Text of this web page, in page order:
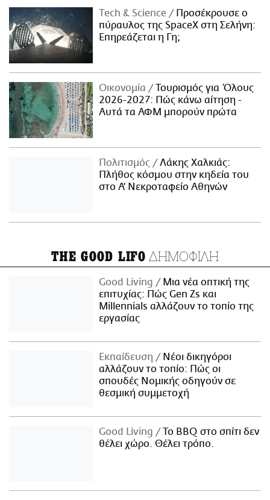
Τech & Science
Προσέκρουσε ο
πύραυλος της SpaceX στη Σελήνη:
Επηρεάζεται η Γη;
Οικονομία
Τουρισμός για Όλους
2026-2027: Πώς κάνω αίτηση -
Αυτά τα ΑΦΜ μπορούν πρώτα
Πολιτισμός
Λάκης Χαλκιάς:
Πλήθος κόσμου στην κηδεία του
στο Α' Νεκροταφείο Αθηνών
THE GOOD LIFO ΔΗΜΟΦΙΛΗ
Good Living
Μια νέα οπτική της
επιτυχίας: Πώς Gen Zs και
Millennials αλλάζουν το τοπίο της
εργασίας
Εκπαίδευση
Νέοι δικηγόροι
αλλάζουν το τοπίο: Πώς οι
σπουδές Νομικής οδηγούν σε
θεσμική συμμετοχή
Good Living
Το BBQ στο σπίτι δεν
θέλει χώρο. Θέλει τρόπο.